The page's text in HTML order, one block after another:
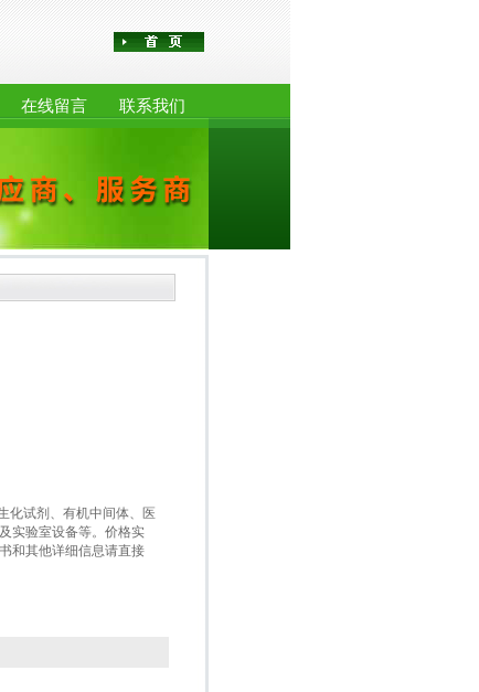
在线留言 联系我们
化试剂、有机中间体、医
实验室设备等。价格实
和其他详细信息请直接